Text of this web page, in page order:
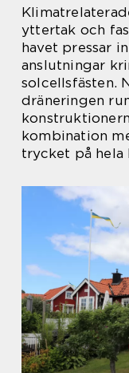
yttertak och
havet pressar
anslutningar
solcellsfästen.
dräneringen
kombination
trycket på hela